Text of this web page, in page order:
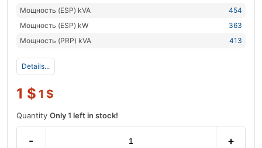
Мощность (ESP) kVA
454
Мощность (ESP) kW
363
Мощность (PRP) kVA
413
Details...
1 $ 1 $
Quantity Only 1 left in stock!
- +